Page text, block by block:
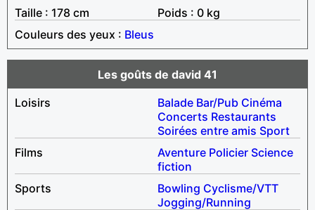
Taille : 178 cm
Poids : 0 kg
Couleurs des yeux : Bleus
Les goûts de david 41
Loisirs
Balade Bar/Pub Cinéma
Concerts Restaurants
Soirées entre amis Sport
Films
Aventure Policier Science
fiction
Sports
Bowling Cyclisme/VTT
Jogging/Running